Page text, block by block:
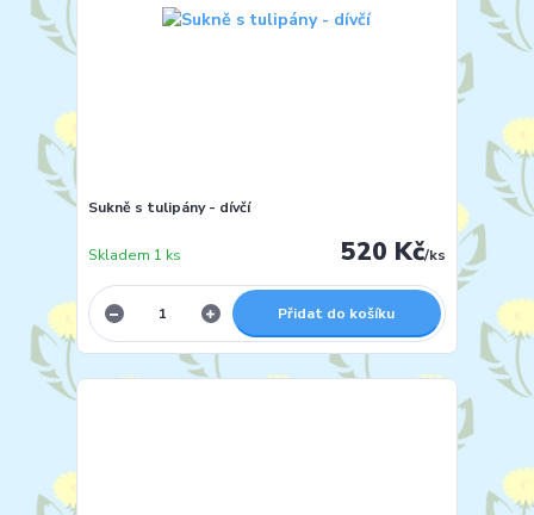
Sukně s tulipány - dívčí
520 Kč/ks
Skladem 1 ks
Přidat do košíku